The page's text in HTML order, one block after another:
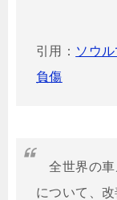
引用： ソウ
負傷
全世界の車
について、